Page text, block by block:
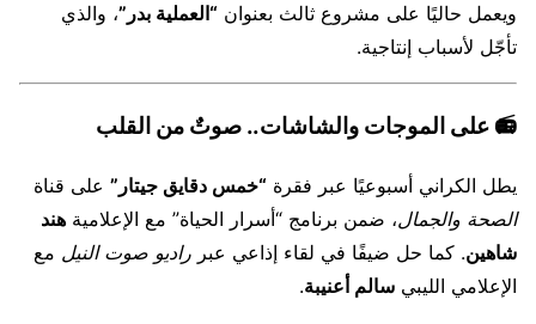
ويعمل حاليًا على مشروع ثالث بعنوان “العملية بدر”، والذي
تأجّل لأسباب إنتاجية.
📻 على الموجات والشاشات.. صوتٌ من القلب
يطل الكراني أسبوعيًا عبر فقرة “خمس دقايق جيتار” على قناة
الصحة والجمال، ضمن برنامج “أسرار الحياة” مع الإعلامية هند
شاهين. كما حل ضيفًا في لقاء إذاعي عبر راديو صوت النيل مع
الإعلامي الليبي سالم أعنيبة.